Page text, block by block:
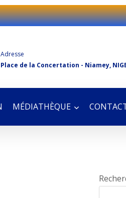
Adresse
Place de la Concertation - Niamey,
MÉDIATHÈQUE